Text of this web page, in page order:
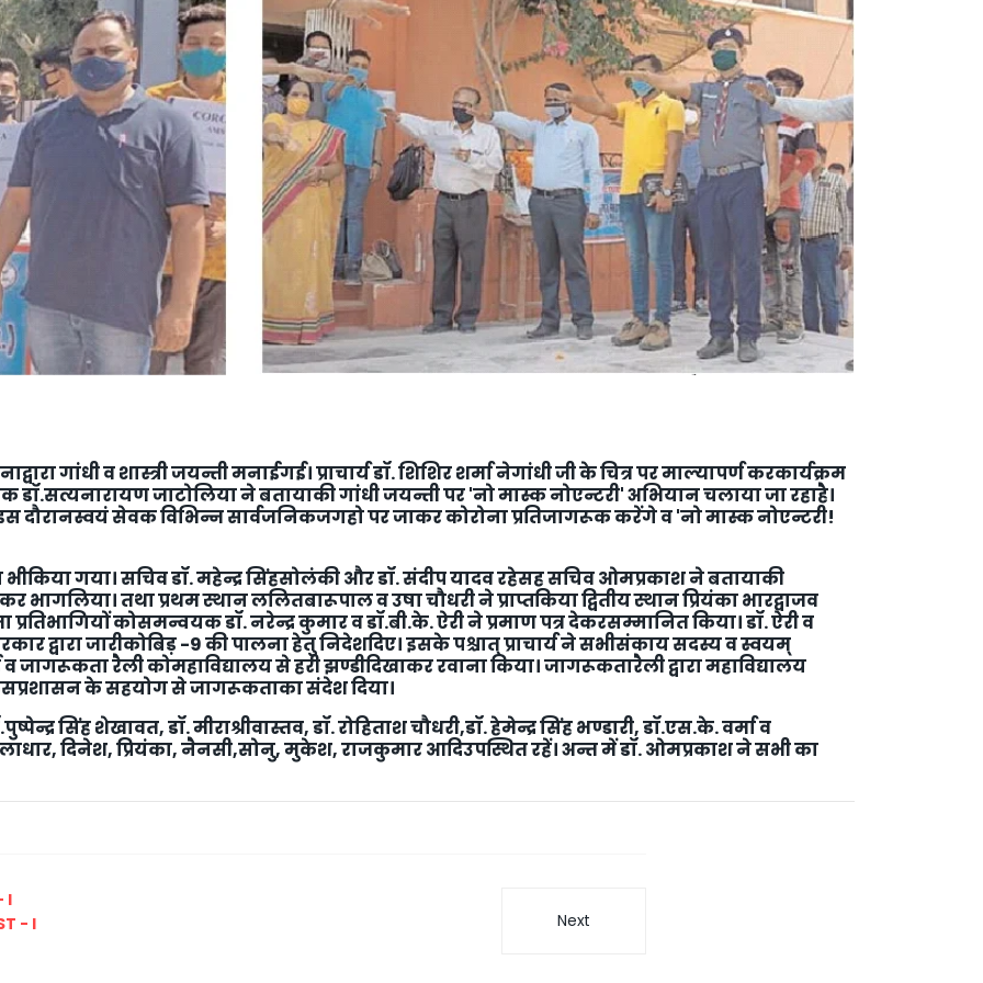
I
- I
गांधी व शास्त्री जयन्ती मनाईगई। प्राचार्य डॉ. शिशिर शर्मा नेगांधी जी के चित्र पर माल्यापर्ण करकार्यक्रम
जाटोलिया ने बतायाकी गांधी जयन्ती पर 'नो मास्क नोएन्टरी' अभियान चलाया जा रहाहै।
दौरानस्वयं सेवक विभिन्न सार्वजनिकजगहो पर जाकर कोरोना प्रतिजागरूक करेंगे व 'नो मास्क नोएन्टरी!
गया। सचिव डॉ. महेन्द्र सिंहसोलंकी और डॉ. संदीप यादव रहेसह सचिव ओमप्रकाश ने बतायाकी
तथा प्रथम स्थान ललितबारूपाल व उषा चौधरी ने प्राप्तकिया द्वितीय स्थान प्रियंका भारद्वाजव
प्रतिभागियों कोसमन्वयक डॉ. नरेन्द्र कुमार व डॉ.बी.के. ऐरी ने प्रमाण पत्र देकरसम्मानित किया। डॉ. ऐरी व
द्वारा जारीकोबिड़ -9 की पालना हेतु निदेशदिए। इसके पश्चात्‌ प्राचार्य ने सभीसंकाय सदस्य व स्वयम्‌
रैली कोमहाविद्यालय से हरी झण्डीदिखाकर रवाना किया। जागरूकतारैली द्वारा महाविद्यालय
के सहयोग से जागरूकताका संदेश दिया।
सिंह शेखावत, डॉ. मीराश्रीवास्तव, डॉ. रोहिताश चौधरी,डॉ. हेमेन्द्र सिंह भण्डारी, डॉ.एस.के. वर्मा व
दिनेश, प्रियंका, नैनसी,सोनु, मुकेश, राजकुमार आदिउपस्थित रहें। अन्त में डॉ. ओमप्रकाश ने सभी का
Next